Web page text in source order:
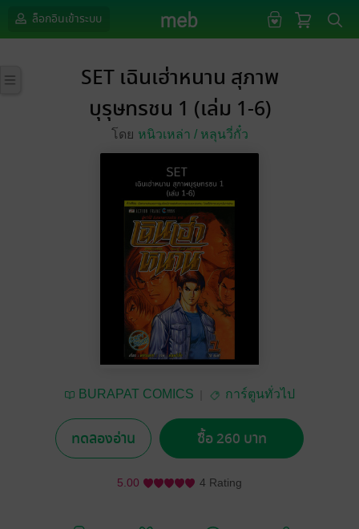
ล็อกอินเข้าระบบ
SET เฉินเฮ่าหนาน สุภาพ
บุรุษทรชน 1 (เล่ม 1-6)
โดย หนิวเหล่า / หลุนวี่กั๋ว
BURAPAT COMICS การ์ตูนทั่วไป
ทดลองอ่าน ซื้อ 260 บาท
5.00 4 Rating